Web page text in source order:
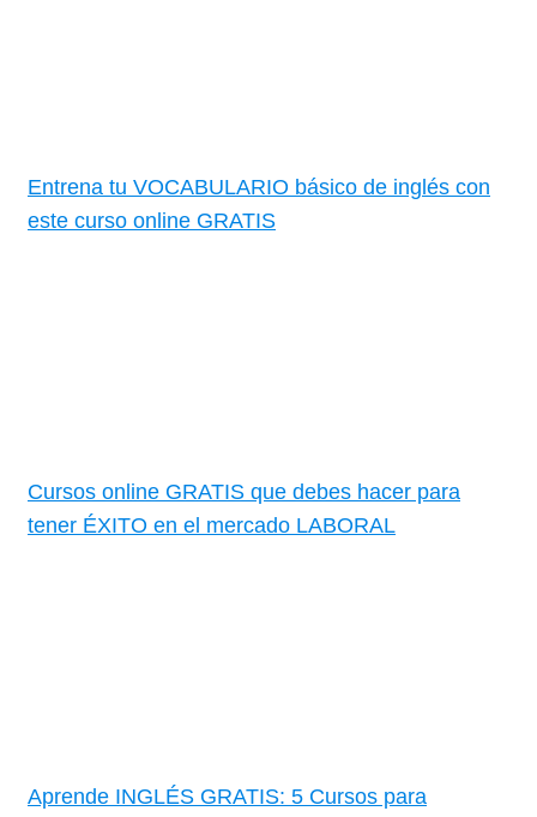
Entrena tu VOCABULARIO básico de inglés con
este curso online GRATIS
Cursos online GRATIS que debes hacer para
tener ÉXITO en el mercado LABORAL
Aprende INGLÉS GRATIS: 5 Cursos para